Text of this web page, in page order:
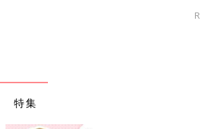
特集